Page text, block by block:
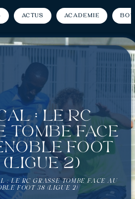
Actus Académie
: Le RC
tombe face
Foot
2)
: LE RC GRASSE TOMBE FACE AU
FOOT 38 (LIGUE 2)